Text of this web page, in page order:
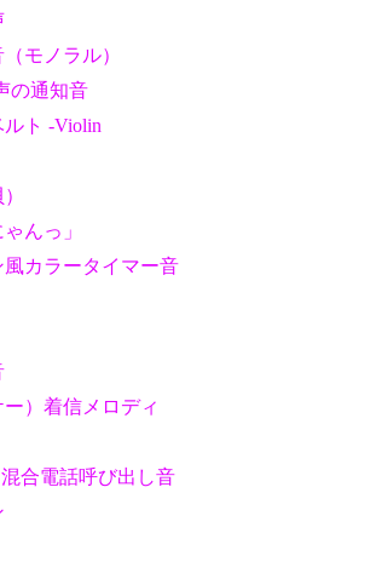
モノラル）
の通知音
ト -Violin
んっ」
カラータイマー音
）着信メロディ
合電話呼び出し音